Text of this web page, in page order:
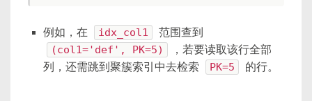
例如，在 idx_col1 范围查到
(col1='def', PK=5)
，若要读取该行全部
列，还需跳到聚簇索引中去检索
PK=5 的行。